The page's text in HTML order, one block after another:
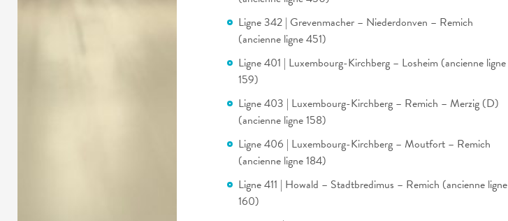
Ligne 342 | Grevenmacher – Niederdonven – Remich
(ancienne ligne 451)
Ligne 401 | Luxembourg-Kirchberg – Losheim (ancienne ligne
159)
Ligne 403 | Luxembourg-Kirchberg – Remich – Merzig (D)
(ancienne ligne 158)
Ligne 406 | Luxembourg-Kirchberg – Moutfort – Remich
(ancienne ligne 184)
Ligne 411 | Howald – Stadtbredimus – Remich (ancienne ligne
160)